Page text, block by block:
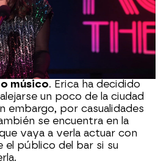
de instituto de
Los Ángelesintentando
músico. Erica ha decidido
un poco de la ciudad
embargo, por casualidades
se encuentra en la
vaya a verla actuar con
el público del bar si su